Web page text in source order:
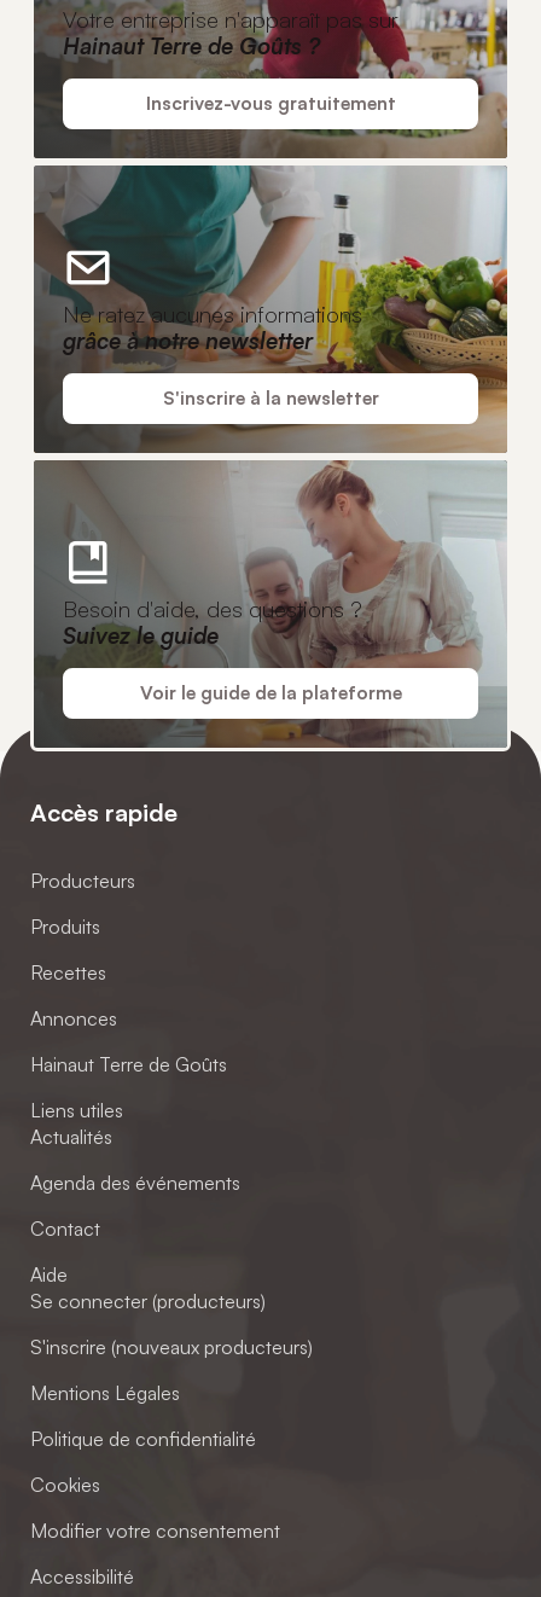
Votre entreprise n'apparaît pas sur
Hainaut Terre de Goûts ?
Inscrivez-vous gratuitement
Ne ratez aucunes informations
grâce à notre newsletter
S'inscrire à la newsletter
Besoin d'aide, des questions ?
Suivez le guide
Voir le guide de la plateforme
Accès rapide
Producteurs
Produits
Recettes
Annonces
Hainaut Terre de Goûts
Liens utiles
Actualités
Agenda des événements
Contact
Aide
Se connecter (producteurs)
S'inscrire (nouveaux producteurs)
Mentions Légales
Politique de confidentialité
Cookies
Modifier votre consentement
Accessibilité